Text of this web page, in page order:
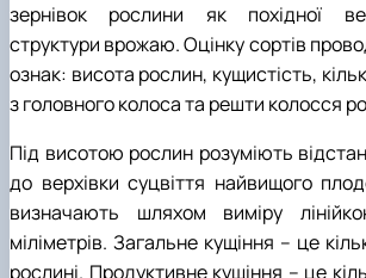
зернівок рослини як похідної
структури врожаю. Оцінку сортів
ознак: висота рослин, кущистість,
з головного колоса та решти колосся
Під висотою рослин розуміють
до верхівки суцвіття найвищого
визначають шляхом виміру
міліметрів. Загальне кущіння – це
рослині. Продуктивне кущіння – це